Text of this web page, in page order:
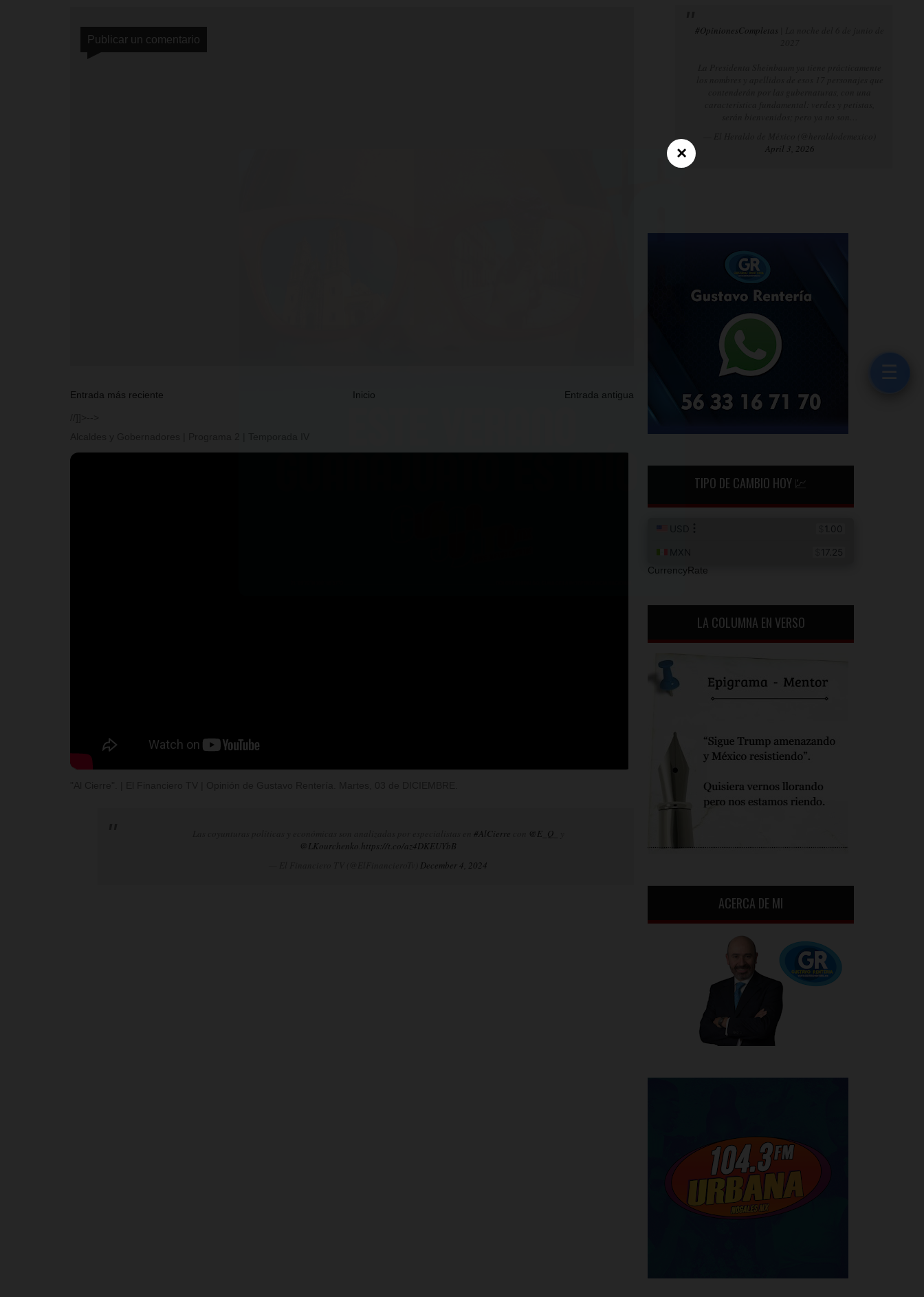
Publicar un comentario
Entrada más reciente Entrada antigua
Inicio
#AlCierre @E_Q_
@LKourchenko https://t.co/az4DKEUYbB
December 4, 2024
☰
☰
×
#OpinionesCompletas
April 3, 2026
TIPO DE CAMBIO HOY 💹
CurrencyRate
LA COLUMNA EN VERSO
ACERCA DE MI